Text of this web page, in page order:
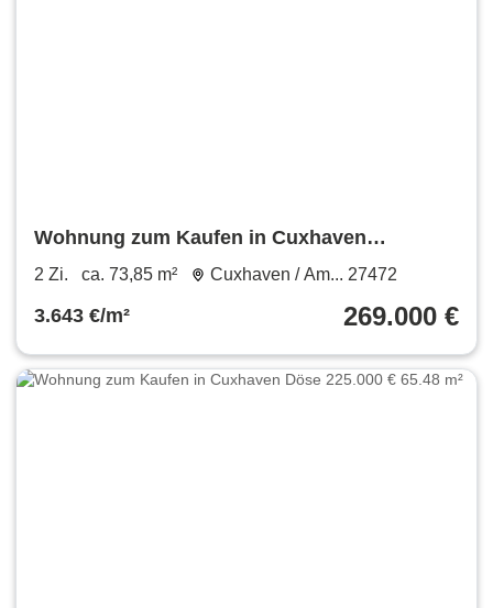
Wohnung zum Kaufen in Cuxhaven
Amerikahafen 269.000 € 73.85 m²
2 Zi. ca. 73,85 m² Cuxhaven / Am... 27472
3.643 €/m² 269.000 €